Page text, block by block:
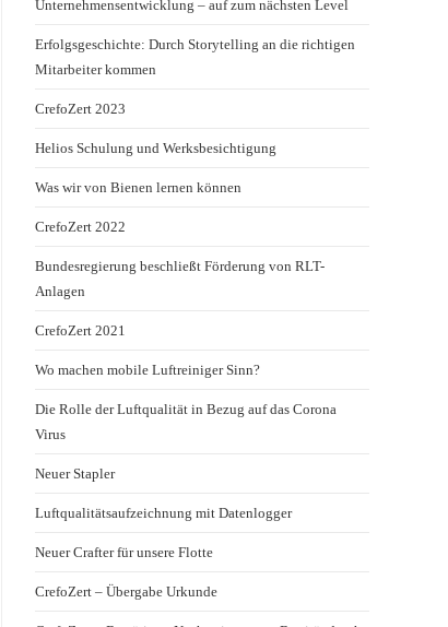
Unternehmensentwicklung – auf zum nächsten Level
Erfolgsgeschichte: Durch Storytelling an die richtigen
Mitarbeiter kommen
CrefoZert 2023
Helios Schulung und Werksbesichtigung
Was wir von Bienen lernen können
CrefoZert 2022
Bundesregierung beschließt Förderung von RLT-
Anlagen
CrefoZert 2021
Wo machen mobile Luftreiniger Sinn?
Die Rolle der Luftqualität in Bezug auf das Corona
Virus
Neuer Stapler
Luftqualitätsaufzeichnung mit Datenlogger
Neuer Crafter für unsere Flotte
CrefoZert – Übergabe Urkunde